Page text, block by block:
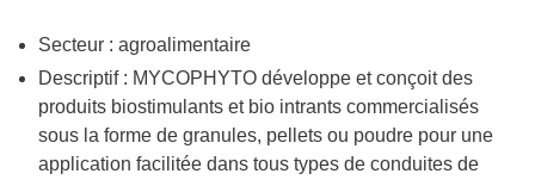
Secteur : agroalimentaire
Descriptif : MYCOPHYTO développe et conçoit des
produits biostimulants et bio intrants commercialisés
sous la forme de granules, pellets ou poudre pour une
application facilitée dans tous types de conduites de